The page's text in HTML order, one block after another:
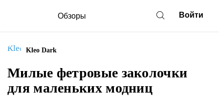
Обзоры Войти
Kleo Dark
Милые фетровые заколочки
для маленьких модниц